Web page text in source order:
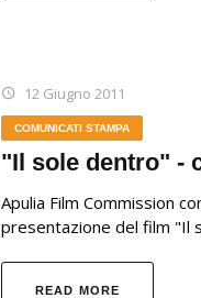
12 Giugno 2011
COMUNICATI STAMPA
"Il sole dentro" -
Apulia Film Commission
presentazione del film "Il
READ MORE